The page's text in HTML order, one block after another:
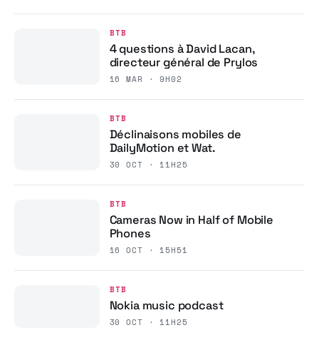
BTB
4 questions à David Lacan,
directeur général de Prylos
16 MAR · 9H02
BTB
Déclinaisons mobiles de
DailyMotion et Wat.
30 OCT · 11H25
BTB
Cameras Now in Half of Mobile
Phones
16 OCT · 15H51
BTB
Nokia music podcast
30 OCT · 11H25